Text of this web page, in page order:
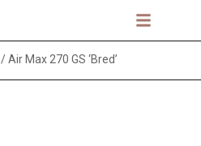
/ Air Max 270 GS ‘Bred’